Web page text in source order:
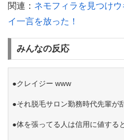
関連： ネモフィラを見つけ
イ一言を放った！
みんなの反応
●クレイジー www
●それ脱毛サロン勤務時代先輩が
●体を張ってる人は信用に値する